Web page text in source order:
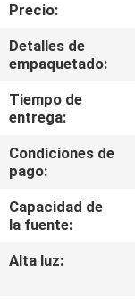
CONTROL
DE
CALIDAD
ÉNTRENOS
EN
CONTACTO
CON
Precio:
Detalles de
empaquetado:
Tiempo de
entrega:
Condiciones de
pago:
Capacidad de
la fuente:
Alta luz: